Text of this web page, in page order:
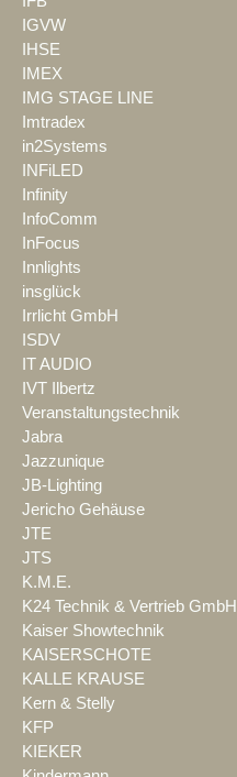
IGVW
IHSE
IMEX
IMG STAGE LINE
Imtradex
in2Systems
INFiLED
Infinity
InfoComm
InFocus
Innlights
insglück
Irrlicht GmbH
ISDV
IT AUDIO
IVT Ilbertz
Veranstaltungstechnik
Jabra
Jazzunique
JB-Lighting
Jericho Gehäuse
JTE
JTS
K.M.E.
K24 Technik & Vertrieb GmbH
Kaiser Showtechnik
KAISERSCHOTE
KALLE KRAUSE
Kern & Stelly
KFP
KIEKER